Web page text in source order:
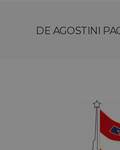
DE AGOSTINI